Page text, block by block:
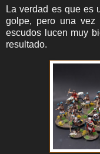
La verdad es que es
golpe, pero una
escudos lucen muy
resultado.